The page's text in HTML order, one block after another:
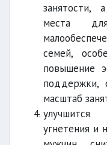
занятости,
места
семей,
повышение
поддержки,
масштаб
улучшится
угнетения и